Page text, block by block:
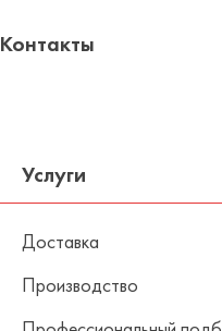
Контакты
Услуги
Доставка
Производство